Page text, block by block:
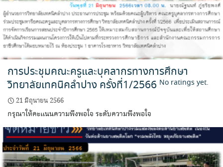
การประชุมคณะครูและบุคลากรทางการศึกษา
วิทยาลัยเทคนิคลำปาง ครั้งที่1/2566 No ratings yet.
21 มิถุนายน 2566
กรุณาให้คะแนนความพึงพอใจ ระดับความพึงพอใจ